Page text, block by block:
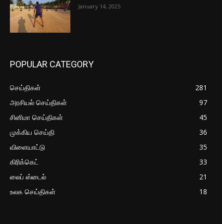
January 14, 2025
POPULAR CATEGORY
செய்திகள்
281
அரசியல் செய்திகள்
97
சினிமா செய்திகள்
45
முக்கிய செய்தி
36
விளையாட்டு
35
கிரிக்கெட்
33
லைப் ஸ்டைல்
21
உலக செய்திகள்
18